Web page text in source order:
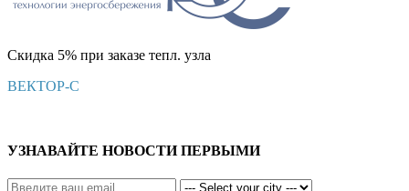
Скидка 5% при заказе тепл. узла
ВЕКТОР-С
УЗНАВАЙТЕ НОВОСТИ ПЕРВЫМИ